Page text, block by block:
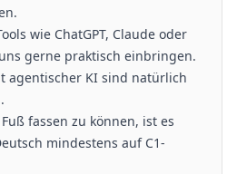
wie ChatGPT, Claude oder
gerne praktisch einbringen.
agentischer KI sind natürlich
fassen zu können, ist es
mindestens auf C1-